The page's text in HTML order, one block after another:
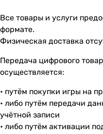
Все товары и услуги
формате.
Физическая доставка
Передача цифрового
осуществляется:
• путём покупки игры на
• либо путём передачи
учётной записи
• либо путём активации